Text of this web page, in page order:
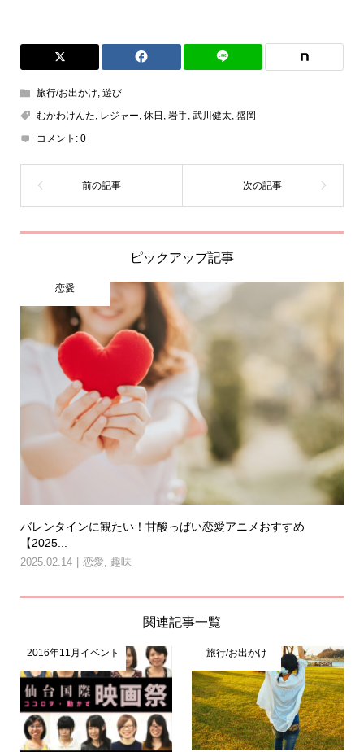
旅行/お出かけ, 遊び
むかわけんた, レジャー, 休日 , 岩手, 武川健太, 盛岡
コメント: 0
ピックアップ記事
恋愛
バレンタインに観たい！甘酸っぱい恋愛アニメおすすめ
【2025...
2025.02.14 恋愛 趣味
関連記事一覧
2016年11月イベント 旅行/お出かけ